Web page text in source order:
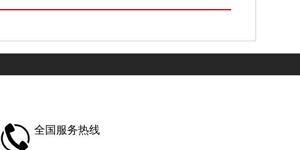
全国服务热线